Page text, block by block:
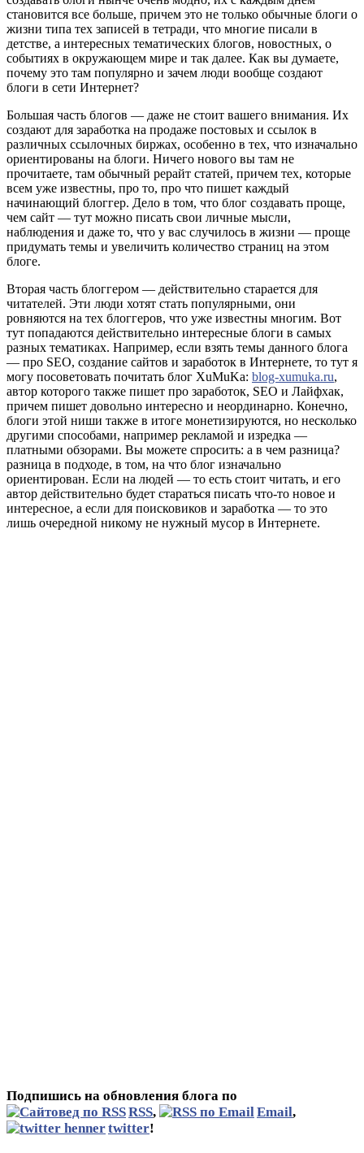
становится все больше, причем это не только обычные блоги о
жизни типа тех записей в тетради, что многие писали в
детстве, а интересных тематических блогов, новостных, о
событиях в окружающем мире и так далее. Как вы думаете,
почему это там популярно и зачем люди вообще создают
блоги в сети Интернет?
Большая часть блогов — даже не стоит вашего внимания. Их
создают для заработка на продаже постовых и ссылок в
различных ссылочных биржах, особенно в тех, что изначально
ориентированы на блоги. Ничего нового вы там не
прочитаете, там обычный рерайт статей, причем тех, которые
всем уже известны, про то, про что пишет каждый
начинающий блоггер. Дело в том, что блог создавать проще,
чем сайт — тут можно писать свои личные мысли,
наблюдения и даже то, что у вас случилось в жизни — проще
придумать темы и увеличить количество страниц на этом
блоге.
Вторая часть блоггером — действительно старается для
читателей. Эти люди хотят стать популярными, они
ровняются на тех блоггеров, что уже известны многим. Вот
тут попадаются действительно интересные блоги в самых
разных тематиках. Например, если взять темы данного блога
— про SEO, создание сайтов и заработок в Интернете, то тут я
могу посоветовать почитать блог XuMuKa: blog-xumuka.ru,
автор которого также пишет про заработок, SEO и Лайфхак,
причем пишет довольно интересно и неординарно. Конечно,
блоги этой ниши также в итоге монетизируются, но несколько
другими способами, например рекламой и изредка —
платными обзорами. Вы можете спросить: а в чем разница?
разница в подходе, в том, на что блог изначально
ориентирован. Если на людей — то есть стоит читать, и его
автор действительно будет стараться писать что-то новое и
интересное, а если для поисковиков и заработка — то это
лишь очередной никому не нужный мусор в Интернете.
Подпишись на обновления блога по
RSS, Email,
twitter!